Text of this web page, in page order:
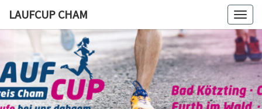
content
LAUFCUP CHAM
LAUFCUP